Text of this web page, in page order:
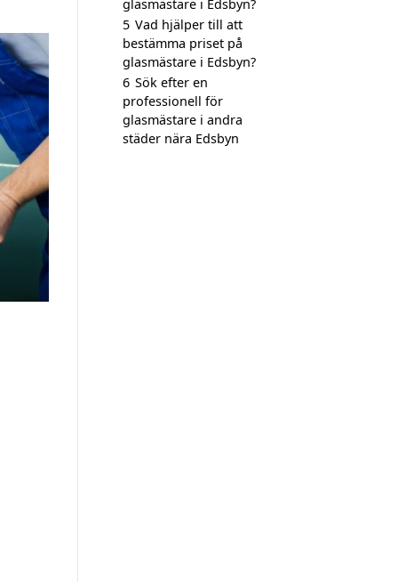
glasmästare i Edsbyn?
5 Vad hjälper till att
bestämma priset på
glasmästare i Edsbyn?
6 Sök efter en
professionell för
glasmästare i andra
städer nära Edsbyn